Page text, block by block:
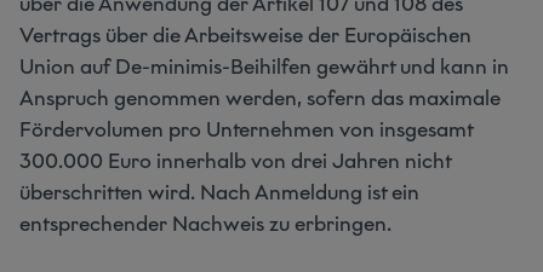
Vertrags über die Arbeitsweise der Europäischen
Union auf De-minimis-Beihilfen gewährt und kann in
Anspruch genommen werden, sofern das maximale
Fördervolumen pro Unternehmen von insgesamt
300.000 Euro innerhalb von drei Jahren nicht
überschritten wird. Nach Anmeldung ist ein
entsprechender Nachweis zu erbringen.